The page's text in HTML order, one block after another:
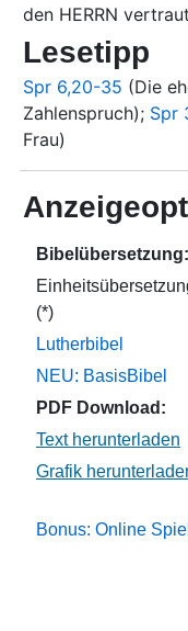
den HERRN
Lesetipp
Spr 6,20-35 (Die
Zahlenspruch); Spr
Frau)
Bibelübersetzung:
(*)
Lutherbibel
NEU: BasisBibel
PDF Download:
Bonus: Online Spiel